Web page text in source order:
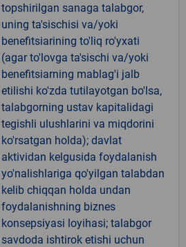
topshirilgan sanaga talabgor,
uning ta'sischisi va/yoki
benefitsiarining to'liq ro'yxati
(agar to'lovga ta'sischi va/yoki
benefitsiarning mablag'i jalb
etilishi ko'zda tutilayotgan bo'lsa,
talabgorning ustav kapitalidagi
tegishli ulushlarini va miqdorini
ko'rsatgan holda); davlat
aktividan kelgusida foydalanish
yo'nalishlariga qo'yilgan talabdan
kelib chiqqan holda undan
foydalanishning biznes
konsepsiyasi loyihasi; talabgor
savdoda ishtirok etishi uchun